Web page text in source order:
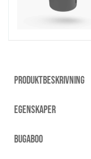
PRODUKTBESKRIVNING
EGENSKAPER
BUGABOO